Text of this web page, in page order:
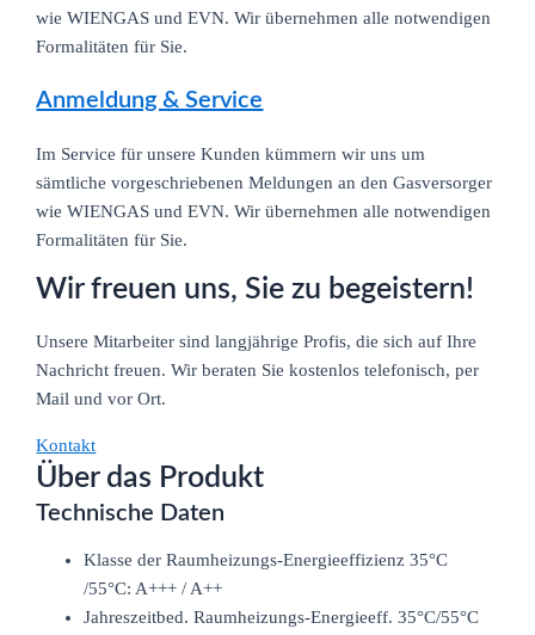
wie WIENGAS und EVN. Wir übernehmen alle notwendigen
Formalitäten für Sie.
Anmeldung & Service
Im Service für unsere Kunden kümmern wir uns um
sämtliche vorgeschriebenen Meldungen an den Gasversorger
wie WIENGAS und EVN. Wir übernehmen alle notwendigen
Formalitäten für Sie.
Wir freuen uns, Sie zu begeistern!
Unsere Mitarbeiter sind langjährige Profis, die sich auf Ihre
Nachricht freuen. Wir beraten Sie kostenlos telefonisch, per
Mail und vor Ort.
Kontakt
Über das Produkt
Technische Daten
Klasse der Raumheizungs-Energieeffizienz 35°C
/55°C: A+++ / A++
Jahreszeitbed. Raumheizungs-Energieeff. 35°C/55°C